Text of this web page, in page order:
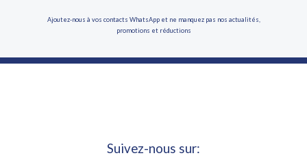
Ajoutez-nous à vos contacts WhatsApp et ne manquez pas nos actualités,
promotions et réductions
Suivez-nous sur: